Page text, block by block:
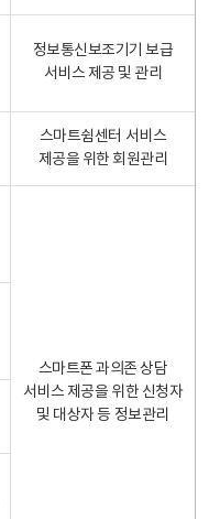
정보통신보조기기 보급
서비스 제공 및 관리
스마트쉼센터 서비스
제공을 위한 회원관리
스마트폰 과의존 상담
서비스 제공을 위한 신청자
및 대상자 등 정보관리